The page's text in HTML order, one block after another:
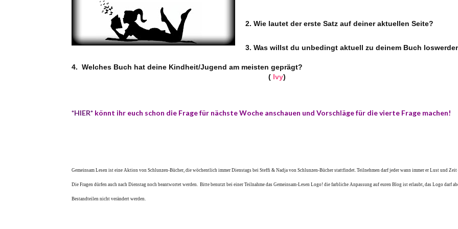
2. Wie lautet der erste Satz auf deiner aktuellen Seite?
3. Was willst du unbedingt aktuell zu deinem Buch
4. Welches Buch hat deine Kindheit/Jugend am meisten geprägt?
( Ivy)
*HIER* könnt ihr euch schon die Frage für nächste Woche anschauen und Vorschläge für die vierte Frage machen!
Gemeinsam Lesen ist eine Aktion von Schlunzen-Bücher, die wöchentlich immer Dienstags bei Steffi & Nadja von Schlunzen-Bücher stattfindet. Teilnehmen darf jeder wann immer er Lust und Zeit
Die Fragen dürfen auch nach Dienstag noch beantwortet werden. Bitte benutzt bei einer Teilnahme das Gemeinsam-Lesen Logo! die farbliche Anpassung auf euren Blog ist erlaubt, das Logo darf
Bestandteilen nicht verändert werden.